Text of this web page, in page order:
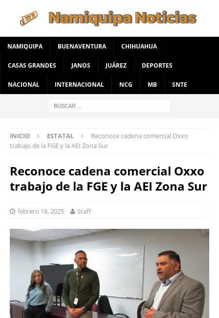
NAMIQUIPA BUENAVENTURA CHIHUAHUA
CASAS GRANDES JANOS JUÁREZ DEPORTES
NACIONAL INTERNACIONAL NCG MB SNTE
INICIO ESTATAL
Reconoce cadena comercial Oxxo
trabajo de la FGE y la AEI Zona Sur
Reconoce cadena comercial Oxxo
trabajo de la FGE y la AEI Zona Sur
febrero 18, 2025 Staff